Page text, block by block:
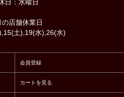
日：水曜日
の店舗休業日
土),19(水),26(水)
会員登録
カートを見る